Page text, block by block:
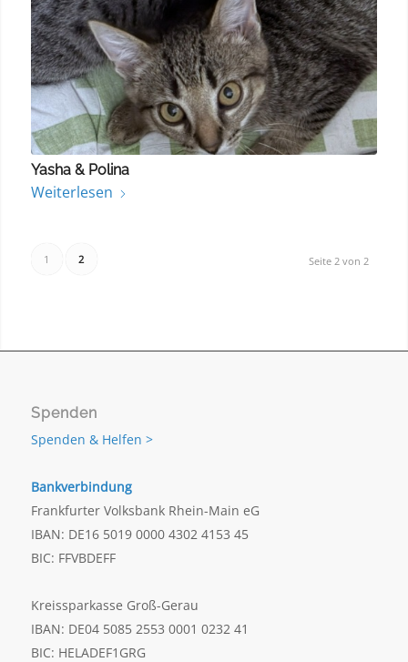
Yasha & Polina
Weiterlesen
Seite 2 von 2
1 2
Spenden
Spenden & Helfen >
Bankverbindung
Frankfurter Volksbank Rhein-Main eG
IBAN: DE16 5019 0000 4302 4153 45
BIC: FFVBDEFF
Kreissparkasse Groß-Gerau
IBAN: DE04 5085 2553 0001 0232 41
BIC: HELADEF1GRG